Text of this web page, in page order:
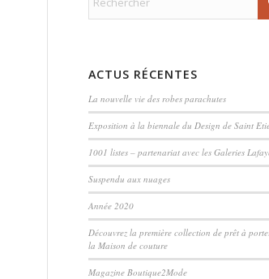
ACTUS RÉCENTES
La nouvelle vie des robes parachutes
Exposition à la biennale du Design de Saint
1001 listes – partenariat avec les Galeries
Suspendu aux nuages
Année 2020
Découvrez la première collection de prêt à
la Maison de couture
Magazine Boutique2Mode